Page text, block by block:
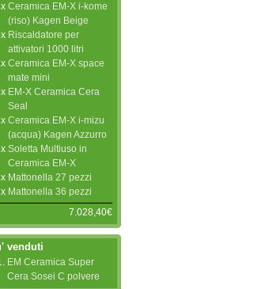
Ceramica EM-X i-kome
(riso) Kagen Beige
Riscaldatore per
attivatori 1000 litri
Ceramica EM-X space
mate mini
EM-X Ceramica Cera
Seal
Ceramica EM-X i-mizu
(acqua) Kagen Azzurro
Soletta Multiuso in
Ceramica EM-X
Mattonella 27 pezzi
Mattonella 36 pezzi
7.028,40€
venduti
EM Ceramica Super
Cera Sosei C polvere